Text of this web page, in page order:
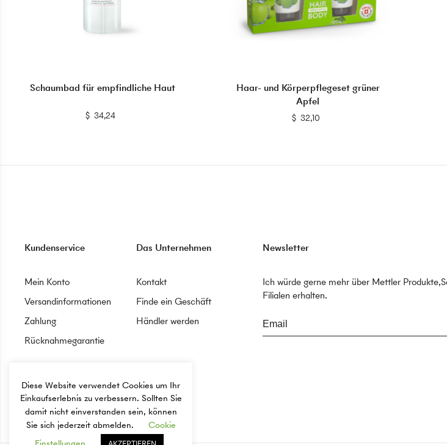
Schaumbad für empfindliche Haut
$ 34,24
Haar- und Körperpflegeset grüner
Apfel
$ 32,10
Kundenservice
Mein Konto
Versandinformationen
Zahlung
Rücknahmegarantie
Das Unternehmen
Kontakt
Finde ein Geschäft
Händler werden
Newsletter
Ich würde gerne mehr über Mettler
Filialen erhalten.
Diese Website verwendet Cookies um Ihr
Einkaufserlebnis zu verbessern. Sollten Sie
damit nicht einverstanden sein, können
Sie sich jederzeit abmelden.
Cookie